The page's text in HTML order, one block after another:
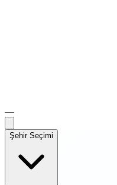
—
Şehir Seçimi